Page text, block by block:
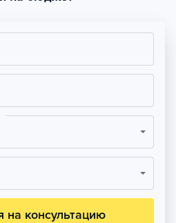
на консультацию